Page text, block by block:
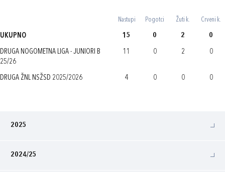
Nastupi Pogotci Žuti k. Crveni k.
UKUPNO 15 0 2 0
DRUGA NOGOMETNA LIGA - JUNIORI B
25/26
11 0 2 0
DRUGA ŽNL NSŽSD 2025/2026 4 0 0 0
2025
2024/25